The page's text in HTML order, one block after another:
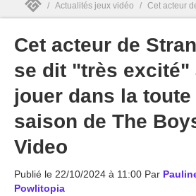
MGG
/ Actualités jeux vidéo / Cet acteur de Stranger Things se dit "très
Cet acteur de
se dit "très excité"
jouer dans la
saison de The
Video
Publié le 22/10/2024 à 11:00 Par
Powlitopia